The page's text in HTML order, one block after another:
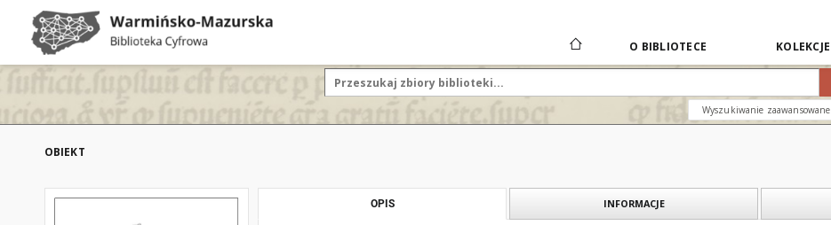
O BIBLIOTECE KOLEKCJE
Wyszukiwanie zaawansowane
OBIEKT
OPIS INFORMACJE